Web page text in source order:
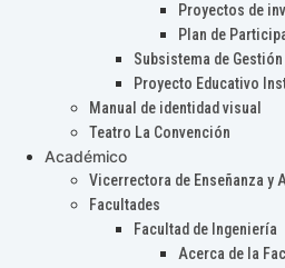
Proyectos de
Plan de
Subsistema de Gestión
Proyecto Educativo
Manual de identidad visual
Teatro La Convención
Académico
Vicerrectora de Enseñanza y
Facultades
Facultad de Ingeniería
Acerca de la